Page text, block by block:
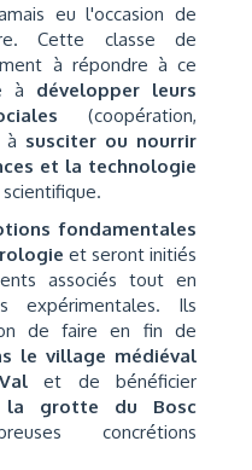
eu l'occasion de
Cette classe de
à répondre à ce
à développer leurs
(coopération,
à susciter ou nourrir
et la technologie
fondamentales
e et seront initiés
associés tout en
expérimentales. Ils
de faire en fin de
le village médiéval
et de bénéficier
la grotte du Bosc
concrétions